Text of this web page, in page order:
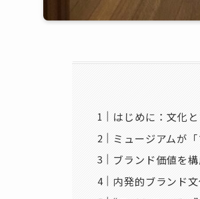
はじめに：文化
ミュージアムが
ブランド価値を
内発的ブランド